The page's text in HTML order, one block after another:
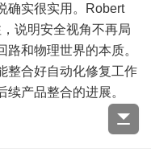
确实很实用。Robert
说明安全视角不再局
和物理世界的本质。
整合好自动化修复工作
产品整合的进展。